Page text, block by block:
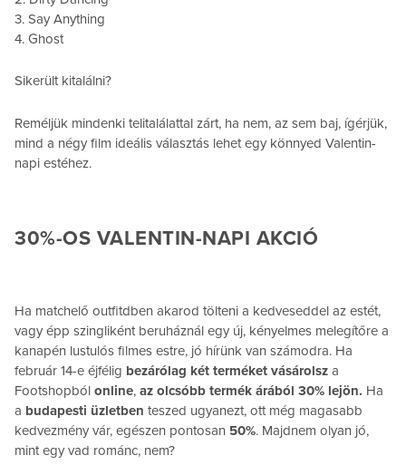
3. Say Anything
4. Ghost
Sikerült kitalálni?
Reméljük mindenki telitalálattal zárt, ha nem, az sem baj, ígérjük,
mind a négy film ideális választás lehet egy könnyed Valentin-
napi estéhez.
30%-OS VALENTIN-NAPI AKCIÓ
Ha matchelő outfitdben akarod tölteni a kedveseddel az estét,
vagy épp szingliként beruháznál egy új, kényelmes melegítőre a
kanapén lustulós filmes estre, jó hírünk van számodra. Ha
február 14-e éjfélig bezárólag két terméket vásárolsz a
Footshopból online, az olcsóbb termék árából 30% lejön. Ha
a budapesti üzletben teszed ugyanezt, ott még magasabb
kedvezmény vár, egészen pontosan 50%. Majdnem olyan jó,
mint egy vad románc, nem?